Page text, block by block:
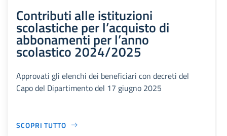
Contributi alle istituzioni
scolastiche per l’acquisto di
abbonamenti per l’anno
scolastico 2024/2025
Approvati gli elenchi dei beneficiari con decreti del
Capo del Dipartimento del 17 giugno 2025
SCOPRI TUTTO